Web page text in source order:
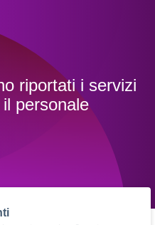
riportati i servizi
personale